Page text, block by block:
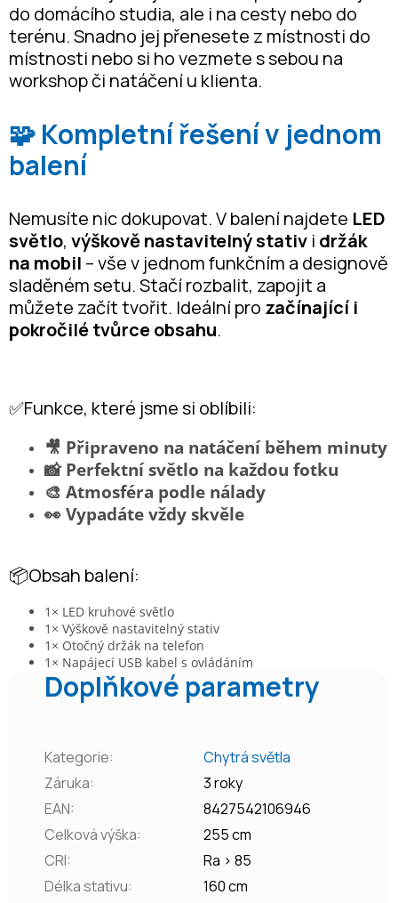
do domácího studia, ale i na cesty nebo do
terénu. Snadno jej přenesete z místnosti do
místnosti nebo si ho vezmete s sebou na
workshop či natáčení u klienta.
🧩 Kompletní řešení v jednom
balení
Nemusíte nic dokupovat. V balení najdete LED
světlo, výškově nastavitelný stativ i držák
na mobil – vše v jednom funkčním a designově
sladěném setu. Stačí rozbalit, zapojit a
můžete začít tvořit. Ideální pro začínající i
pokročilé tvůrce obsahu.
✅Funkce, které jsme si oblíbili:
🎥 Připraveno na natáčení během minuty
📸 Perfektní světlo na každou fotku
🎨 Atmosféra podle nálady
👀 Vypadáte vždy skvěle
📦Obsah balení:
1× LED kruhové světlo
1× Výškově nastavitelný stativ
1× Otočný držák na telefon
1× Napájecí USB kabel s ovládáním
Doplňkové parametry
Kategorie:
Chytrá světla
Záruka:
3 roky
EAN:
8427542106946
Celková výška:
255 cm
CRI:
Ra > 85
Délka stativu:
160 cm